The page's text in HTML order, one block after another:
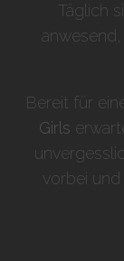
Täglich
Bereit für
Girls
vorbei